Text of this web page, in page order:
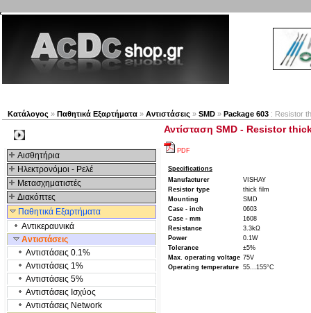
Κατάλογος » Παθητικά Εξαρτήματα » Αντιστάσεις » SMD » Package 603 : Resistor
Αισθητήρια
Ηλεκτρονόμοι - Ρελέ
Μετασχηματιστές
Διακόπτες
Παθητικά Εξαρτήματα
Αντικεραυνικά
Αντιστάσεις
Αντιστάσεις 0.1%
Αντιστάσεις 1%
Αντιστάσεις 5%
Αντιστάσεις Ισχύος
Αντιστάσεις Network
Αντίσταση SMD - Resistor
PDF
Specifications
Manufacturer
VISHAY
Resistor type
thick film
Mounting
SMD
Case - inch
0603
Case - mm
1608
Resistance
3.3kΩ
Power
0.1W
Tolerance
±5%
Max. operating voltage 75V
Operating temperature 55...155°C